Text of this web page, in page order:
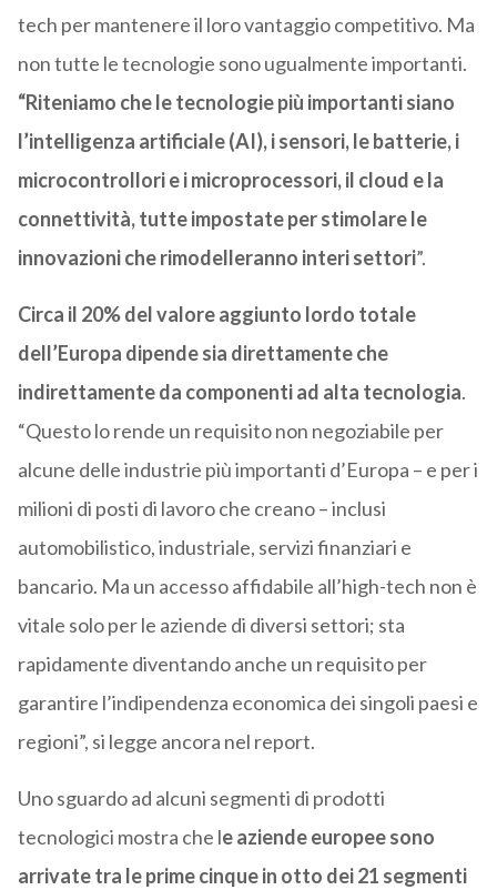
tech per mantenere il loro vantaggio competitivo. Ma
non tutte le tecnologie sono ugualmente importanti.
“Riteniamo che le tecnologie più importanti siano
l’intelligenza artificiale (AI), i sensori, le batterie, i
microcontrollori e i microprocessori, il cloud e la
connettività, tutte impostate per stimolare le
innovazioni che rimodelleranno interi settori”.
Circa il 20% del valore aggiunto lordo totale
dell’Europa dipende sia direttamente che
indirettamente da componenti ad alta tecnologia.
“Questo lo rende un requisito non negoziabile per
alcune delle industrie più importanti d’Europa – e per i
milioni di posti di lavoro che creano – inclusi
automobilistico, industriale, servizi finanziari e
bancario. Ma un accesso affidabile all’high-tech non è
vitale solo per le aziende di diversi settori; sta
rapidamente diventando anche un requisito per
garantire l’indipendenza economica dei singoli paesi e
regioni”, si legge ancora nel report.
Uno sguardo ad alcuni segmenti di prodotti
tecnologici mostra che le aziende europee sono
arrivate tra le prime cinque in otto dei 21 segmenti